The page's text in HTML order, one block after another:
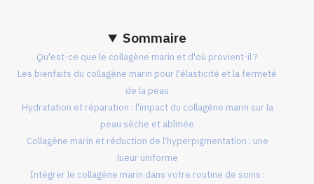
Sommaire
Qu'est-ce que le collagène marin et d'où provient-il ?
Les bienfaits du collagène marin pour l'élasticité et la fermeté
de la peau
Hydratation et réparation : l'impact du collagène marin sur la
peau sèche et abîmée
Collagène marin et réduction de l'hyperpigmentation : une
lueur uniforme
Intégrer le collagène marin dans votre routine de soins :